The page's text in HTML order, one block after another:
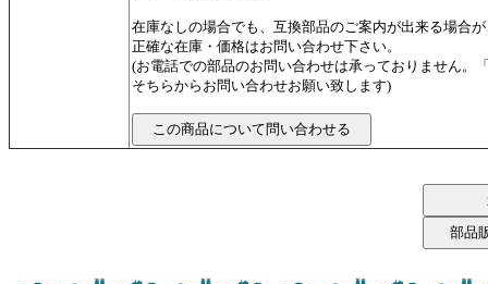
在庫なしの場合でも、互換部品のご案内が出来る場合
正確な在庫・価格はお問い合わせ下さい。
(お電話での部品のお問い合わせは承っておりません。
そちらからお問い合わせお願い致します)